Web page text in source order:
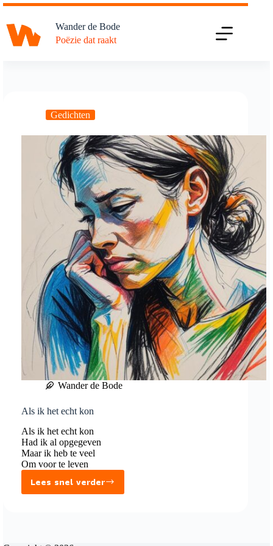
Ga
de
inhoud
Wander de Bode
Poëzie dat raakt
Gedichten
Wander de Bode
Als ik het echt kon
Als ik het echt kon
Had ik al opgegeven
Maar ik heb te veel
Om voor te leven
Lees snel verder
Als